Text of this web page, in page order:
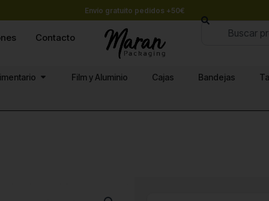
Envío gratuito pedidos +50€
Contacto
Buscar
Abrir Papel alimentario
Film y Aluminio Cajas Bandejas